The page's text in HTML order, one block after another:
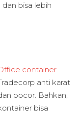
bisa lebih
container
anti karat
bocor. Bahkan,
bisa